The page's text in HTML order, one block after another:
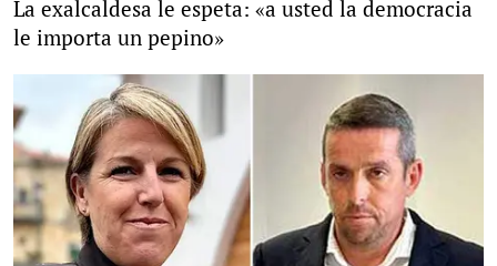
La exalcaldesa le espeta: «a usted la democracia
le importa un pepino»